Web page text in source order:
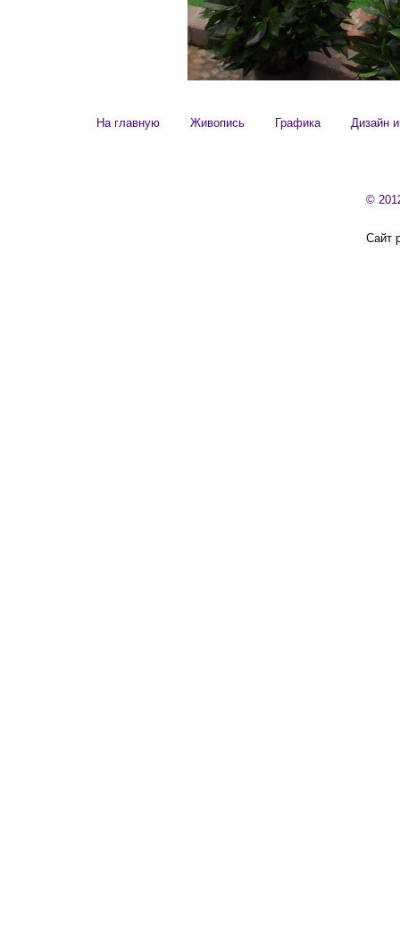
На главную Живопись Графика Дизайн
©
Сайт